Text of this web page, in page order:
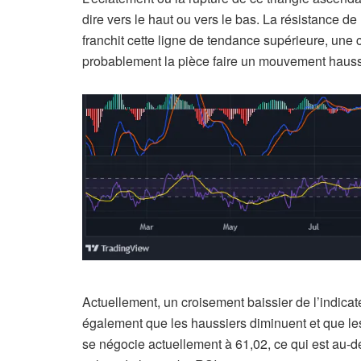
dire vers le haut ou vers le bas. La résistance
franchit cette ligne de tendance supérieure,
probablement la pièce faire un mouvement
Actuellement, un croisement baissier de
également que les haussiers diminuent et que
se négocie actuellement à 61,02, ce qui est au-